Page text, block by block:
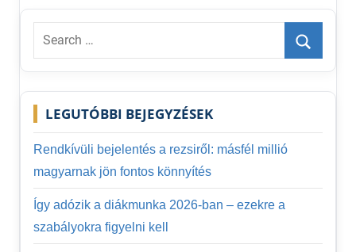
Search
Search
LEGUTÓBBI BEJEGYZÉSEK
Rendkívüli bejelentés a rezsiről: másfél millió
magyarnak jön fontos könnyítés
Így adózik a diákmunka 2026-ban – ezekre a
szabályokra figyelni kell